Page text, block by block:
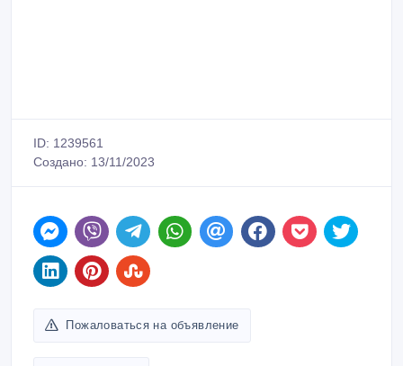
ID: 1239561
Создано: 13/11/2023
Пожаловаться на объявление